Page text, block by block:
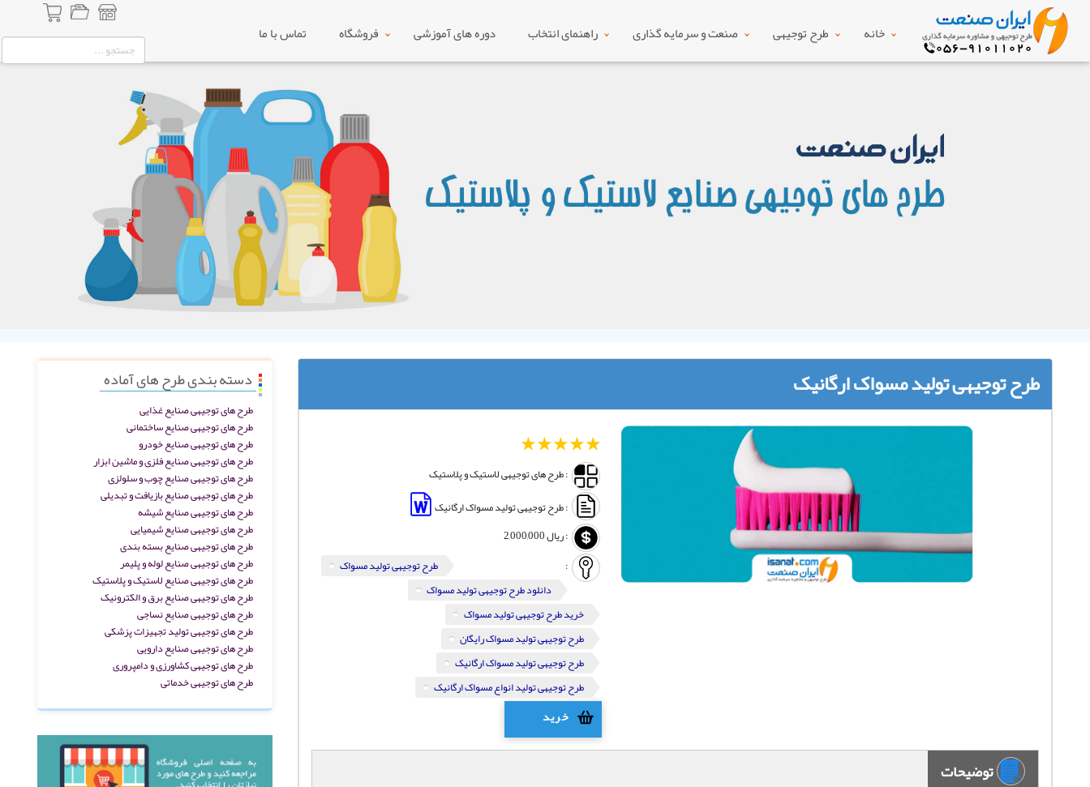
خانه طرح توجیهی صنعت و سرمایه گذاری راهنمای انتخاب دوره های آموزشی فروشگاه تماس با ما
دسته بندی طرح های آماده
طرح های توجیهی صنایع غذایی
طرح های توجیهی صنایع ساختمانی
طرح های توجیهی صنایع خودرو
طرح های توجیهی صنایع فلزی و ماشین ابزار
طرح های توجیهی صنایع چوب و سلولزی
طرح های توجیهی صنایع بازیافت و تبدیلی
طرح های توجیهی صنایع شیشه
طرح های توجیهی صنایع شیمیایی
طرح های توجیهی صنایع بسته بندی
طرح های توجیهی صنایع لوله و پلیمر
طرح های توجیهی صنایع لاستیک و پلاستیک
طرح های توجیهی صنایع برق و الکترونیک
طرح های توجیهی صنایع نساجی
طرح های توجیهی تولید تجهیزات پزشکی
طرح های توجیهی صنایع دارویی
طرح های توجیهی کشاورزی و دامپروری
طرح های توجیهی خدماتی
طرح توجیهی تولید مسواک ارگانیک
5
4
3
2
: طرح های توجیهی لاستیک و پلاستیک
: طرح توجیهی تولید مسواک ارگانیک
:ریال2,000,000
:
طرح توجیهی تولید مسواک
دانلود طرح توجیهی تولید مسواک
خرید طرح توجیهی تولید مسواک
طرح توجیهی تولید مسواک رایگان
طرح توجیهی تولید مسواک ارگانیک
طرح توجیهی تولید انواع مسواک ارگانیک
خرید
توضیحات